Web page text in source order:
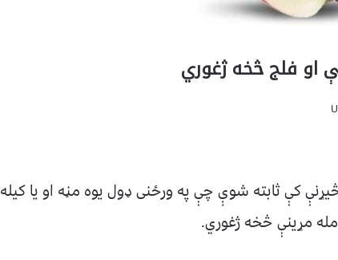
او فلج څخه ژغوري
کې ثابته شوې چې په ورځنی ډول یوه مڼه او یا کیله
مړینې څخه ژغوري.